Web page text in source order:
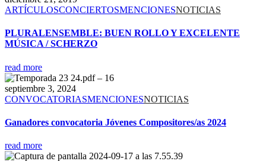
ARTÍCULOSCONCIERTOSMENCIONESNOTICIAS
PLURALENSEMBLE: BUEN ROLLO Y EXCELENTE
MÚSICA / SCHERZO
read more
septiembre 3, 2024
CONVOCATORIASMENCIONESNOTICIAS
Ganadores convocatoria Jóvenes Compositores/as 2024
read more